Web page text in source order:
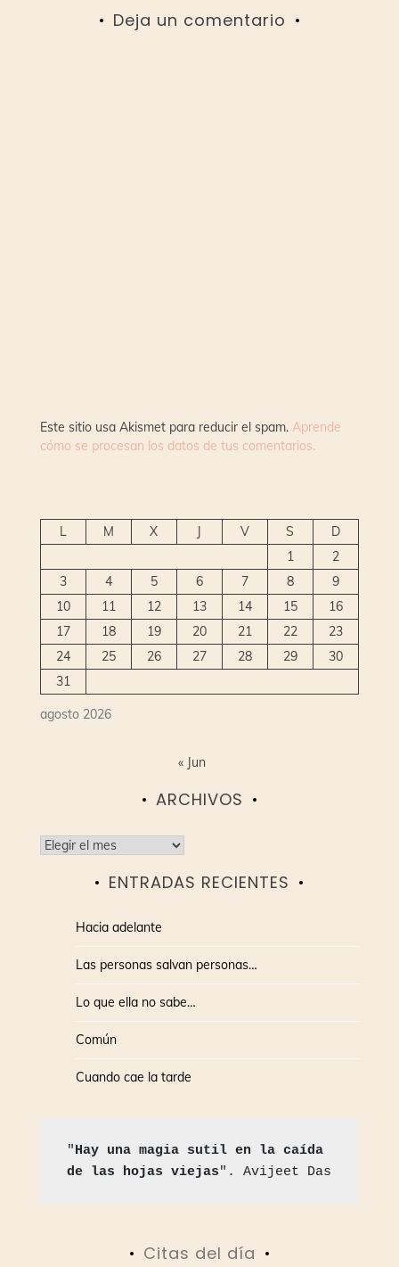
Deja un comentario
Este sitio usa Akismet para reducir el spam. Aprende
cómo se procesan los datos de tus comentarios.
agosto 2026
L M X J V S
D
1
2
3
4 5 6 7 8
9
10
11 12 13 14 15
16
17
18 19 20 21 22
23
24
25 26 27 28 29
30
31
« Jun
ARCHIVOS
Archivos
ENTRADAS RECIENTES
Hacia adelante
Las personas salvan personas…
Lo que ella no sabe…
Común
Cuando cae la tarde
"Hay una magia sutil en la caída
de las hojas viejas". Avijeet Das
Citas del día